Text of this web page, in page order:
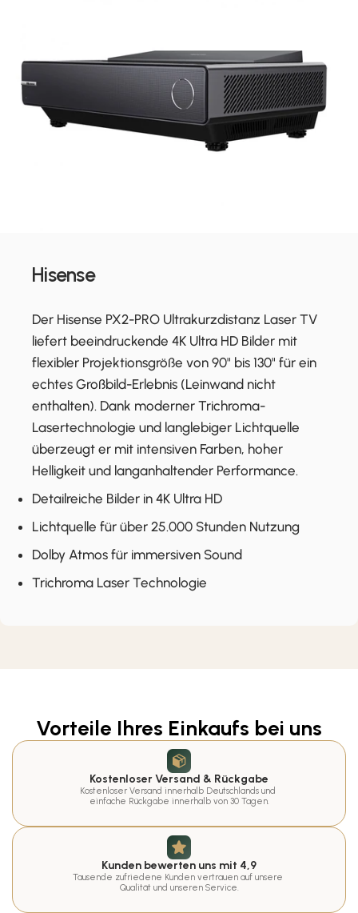
Hisense
Der Hisense PX2-PRO Ultrakurzdistanz Laser TV
liefert beeindruckende 4K Ultra HD Bilder mit
flexibler Projektionsgröße von 90" bis 130" für ein
echtes Großbild-Erlebnis (Leinwand nicht
enthalten). Dank moderner Trichroma-
Lasertechnologie und langlebiger Lichtquelle
überzeugt er mit intensiven Farben, hoher
Helligkeit und langanhaltender Performance.
Detailreiche Bilder in 4K Ultra HD
Lichtquelle für über 25.000 Stunden Nutzung
Dolby Atmos für immersiven Sound
Trichroma Laser Technologie
Vorteile Ihres Einkaufs bei uns
Kostenloser Versand & Rückgabe
Kostenloser Versand innerhalb Deutschlands und
einfache Rückgabe innerhalb von 30 Tagen.
Kunden bewerten uns mit 4,9
Tausende zufriedene Kunden vertrauen auf unsere
Qualität und unseren Service.